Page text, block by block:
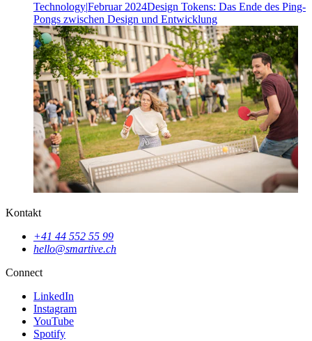
Technology|Februar 2024Design Tokens: Das Ende des Ping-
Pongs zwischen Design und Entwicklung
Kontakt
+41 44 552 55 99
hello@smartive.ch
Connect
LinkedIn
Instagram
YouTube
Spotify